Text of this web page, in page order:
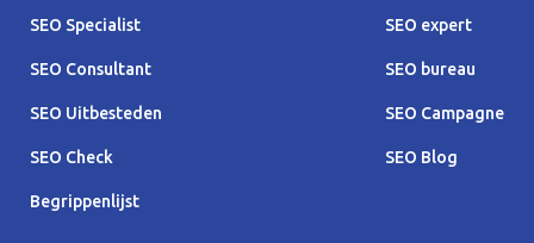
SEO Specialist SEO expert
SEO Consultant SEO bureau
SEO Uitbesteden SEO Campagne
SEO Check SEO Blog
Begrippenlijst